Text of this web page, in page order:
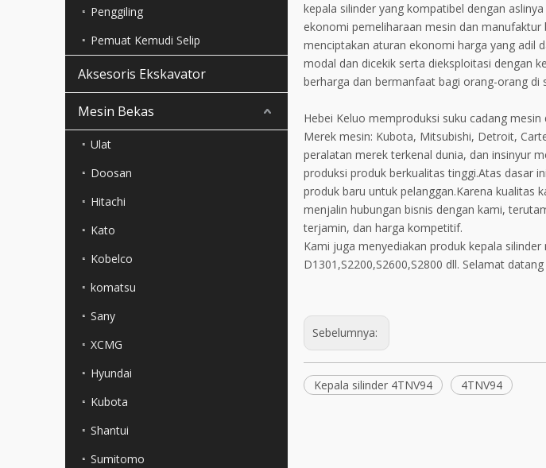
Penggiling
Pemuat Kemudi Selip
Aksesoris Ekskavator
Mesin Bekas
Ulat
Doosan
Hitachi
Kato
Kobelco
komatsu
Sany
XCMG
Hyundai
Kubota
Shantui
Sumitomo
kepala silinder yang kompatibel dengan
ekonomi pemeliharaan mesin dan
menciptakan aturan ekonomi harga yang adil
modal dan dicekik serta dieksploitasi dengan
berharga dan bermanfaat bagi orang-orang di
Hebei Keluo memproduksi suku cadang mesin
Merek mesin: Kubota, Mitsubishi, Detroit,
peralatan merek terkenal dunia, dan insinyur
produksi produk berkualitas tinggi.Atas dasar
produk baru untuk pelanggan.Karena kualitas
menjalin hubungan bisnis dengan kami,
terjamin, dan harga kompetitif.
Kami juga menyediakan produk kepala
D1301,S2200,S2600,S2800 dll. Selamat
Sebelumnya:
Kepala silinder 4TNV94 4TNV94